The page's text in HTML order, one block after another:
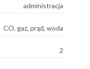
administracja
CO, gaz, prąd, woda
2